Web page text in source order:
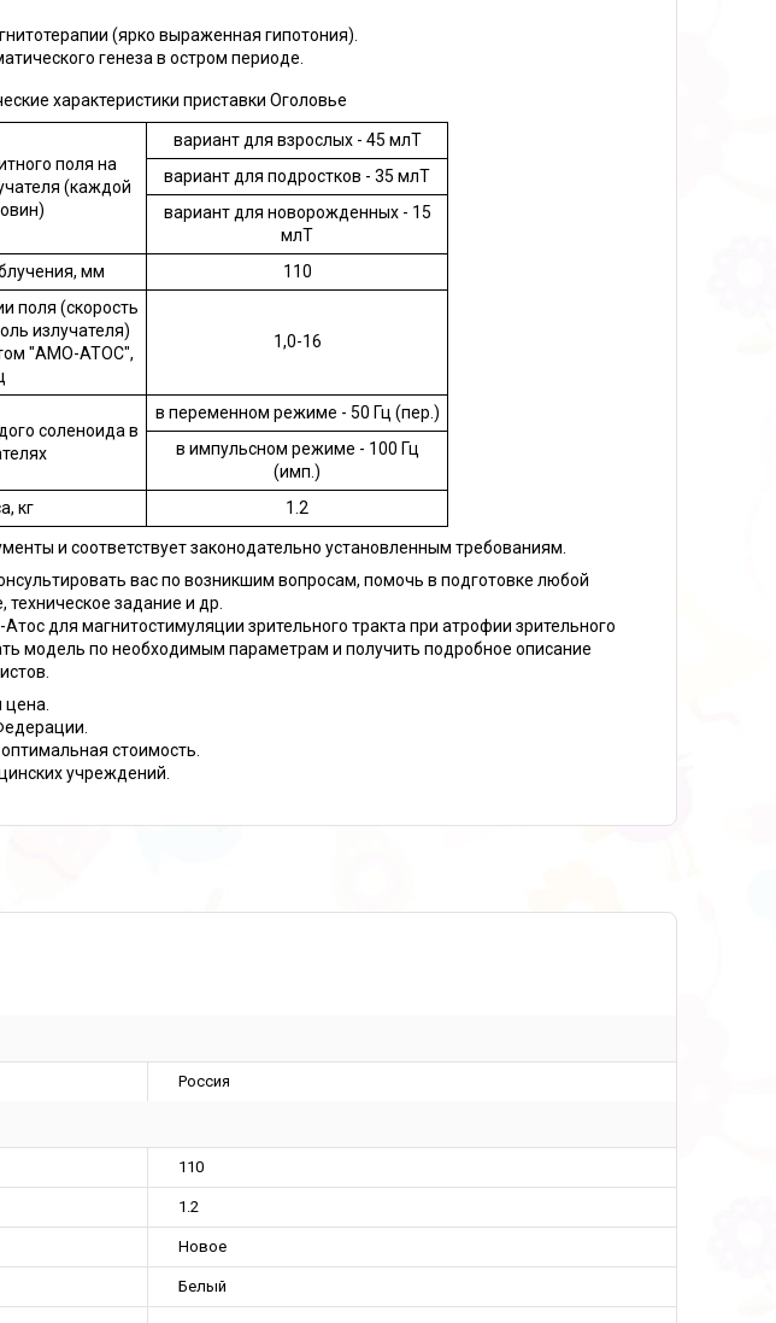
(ярко выраженная гипотония).
генеза в остром периоде.
характеристики приставки Оголовье
поля на
(каждой
вариант для взрослых - 45 млТ
вариант для подростков - 35 млТ
вариант для новорожденных - 15
млТ
мм
110
поля (скорость
излучателя)
"АМО-АТОС",
1,0-16
соленоида в
в переменном режиме - 50 Гц (пер.)
в импульсном режиме - 100 Гц
(имп.)
кг
1.2
и соответствует законодательно установленным требованиям.
вас по возникшим вопросам, помочь в подготовке любой
задание и др.
для магнитостимуляции зрительного тракта при атрофии зрительного
модель по необходимым параметрам и получить подробное описание
цена.
стоимость.
учреждений.
Россия
110
1.2
Новое
Белый